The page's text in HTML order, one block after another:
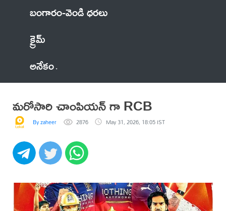
బంగారం-వెండి ధరలు
క్రైమ్
అనేకం
మరోసారి చాంపియన్ గా RCB
By zaheer 2876 May 31, 2026, 18:05 IST